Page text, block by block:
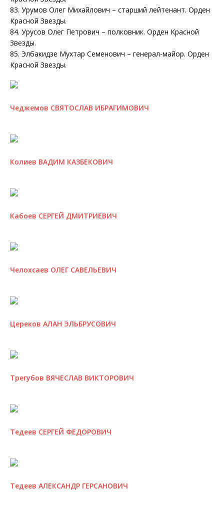
83. Урумов Олег Михайлович – старший лейтенант. Орден
Красной Звезды.
84. Урусов Олег Петрович – полковник. Орден Красной
Звезды.
85. Элбакидзе Мухтар Семенович – генерал-майор. Орден
Красной Звезды.
Чеджемов СВЯТОСЛАВ ИБРАГИМОВИЧ
Колиев ВАДИМ КАЗБЕКОВИЧ
Кабоев СЕРГЕЙ ДМИТРИЕВИЧ
Челохсаев ОЛЕГ САВЕЛЬЕВИЧ
Цереков АЛАН ЭЛЬБРУСОВИЧ
Трегубов ВЯЧЕСЛАВ ВИКТОРОВИЧ
Тедеев СЕРГЕЙ ФЕДОРОВИЧ
Тедеев АЛЕКСАНДР ГЕРСАНОВИЧ